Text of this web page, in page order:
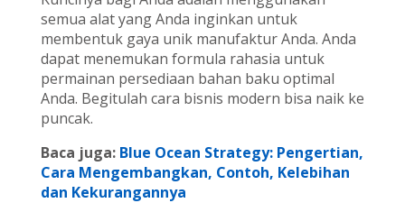
semua alat yang Anda inginkan untuk
membentuk gaya unik manufaktur Anda. Anda
dapat menemukan formula rahasia untuk
permainan persediaan bahan baku optimal
Anda. Begitulah cara bisnis modern bisa naik ke
puncak.
Baca juga: Blue Ocean Strategy: Pengertian,
Cara Mengembangkan, Contoh, Kelebihan
dan Kekurangannya